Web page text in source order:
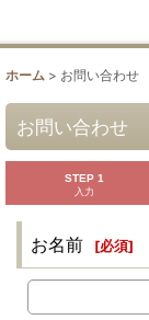
ホーム > お問い合わせ
お問い合わせ
STEP 1
入力
お名前 [必須]